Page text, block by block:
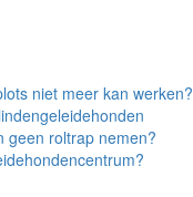
niet meer kan werken?
geen roltrap nemen?